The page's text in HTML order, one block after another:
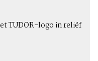
TUDOR-logo in reliëf